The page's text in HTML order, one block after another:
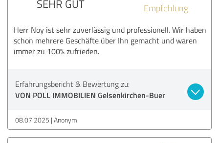
SEHR GUT Empfehlung
Herr Noy ist sehr zuverlässig und professionell. Wir haben
schon mehrere Geschäfte über Ihn gemacht und waren
immer zu 100% zufrieden.
Erfahrungsbericht & Bewertung zu:
VON POLL IMMOBILIEN Gelsenkirchen-Buer
08.07.2025 Anonym